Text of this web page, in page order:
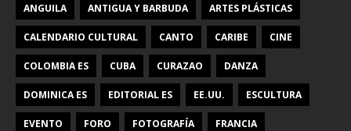
ANGUILA ANTIGUA Y BARBUDA ARTES PLÁSTICAS
CALENDARIO CULTURAL CANTO CARIBE CINE
COLOMBIA ES CUBA CURAZAO DANZA
DOMINICA ES EDITORIAL ES EE.UU. ESCULTURA
EVENTO FORO FOTOGRAFÍA FRANCIA